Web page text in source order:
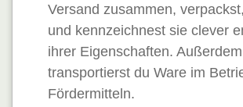
Versand zusammen,
und kennzeichnest sie clever
ihrer Eigenschaften. Außerdem
transportierst du Ware im
Fördermitteln.